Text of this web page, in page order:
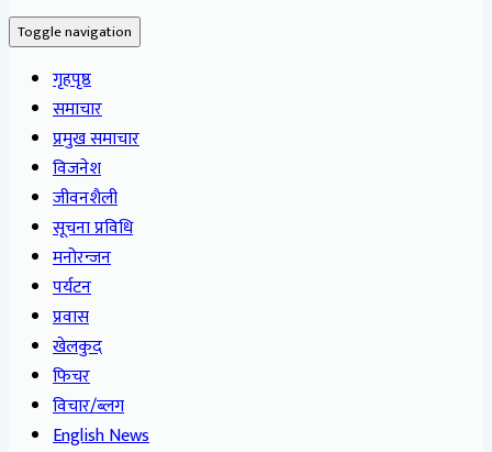
Toggle navigation
गृहपृष्ठ
समाचार
प्रमुख समाचार
विजनेश
जीवनशैली
सूचना प्रविधि
मनोरन्जन
पर्यटन
प्रवास
खेलकुद
फिचर
विचार/ब्लग
English News